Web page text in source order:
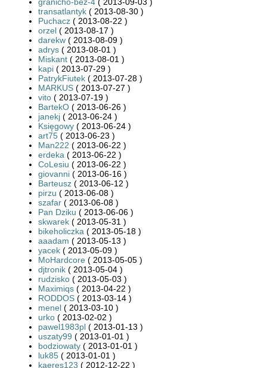
transatlantyk ( 2013-08-30 )
Puchacz ( 2013-08-22 )
orzel ( 2013-08-17 )
darekw ( 2013-08-09 )
adrys ( 2013-08-01 )
Miskant ( 2013-08-01 )
kapi ( 2013-07-29 )
PatrykFiutek ( 2013-07-28 )
MARKUS ( 2013-07-27 )
vito ( 2013-07-19 )
BartekO ( 2013-06-26 )
janekj ( 2013-06-24 )
Księgowy ( 2013-06-24 )
art75 ( 2013-06-23 )
Man222 ( 2013-06-22 )
erdeka ( 2013-06-22 )
CoLesiu ( 2013-06-22 )
giovanni ( 2013-06-16 )
Barteusz ( 2013-06-12 )
pirzu ( 2013-06-08 )
szafar ( 2013-06-08 )
Pan Dziku ( 2013-06-06 )
skwarek ( 2013-05-31 )
bikeholiczka ( 2013-05-18 )
aaadam ( 2013-05-13 )
yacek ( 2013-05-09 )
MoHardcore ( 2013-05-05 )
djtronik ( 2013-05-04 )
rudzisko ( 2013-05-03 )
Maximiqs ( 2013-04-22 )
RODDOS ( 2013-03-14 )
menel ( 2013-03-10 )
urko ( 2013-02-02 )
pawel1983pl ( 2013-01-13 )
uszaty99 ( 2013-01-01 )
bodziowaty ( 2013-01-01 )
luk85 ( 2013-01-01 )
kaeres123 ( 2012-12-22 )